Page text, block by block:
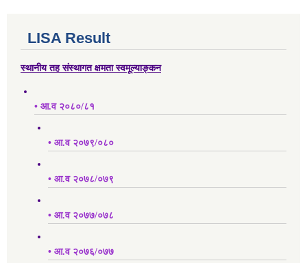
LISA Result
स्थानीय तह संस्थागत क्षमता स्वमूल्याङ्कन
• आ.व २०८०/८१
• आ.व २०७९/०८०
• आ.व २०७८/०७९
• आ.व २०७७/०७८
• आ.व २०७६/०७७